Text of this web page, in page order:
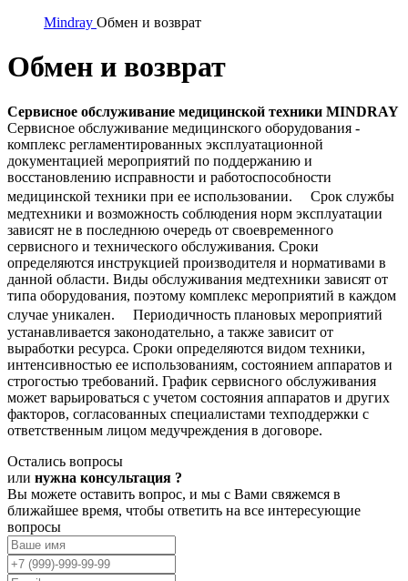
Mindray Обмен и возврат
Обмен и возврат
Сервисное обслуживание медицинской техники MINDRAY
Сервисное обслуживание медицинского оборудования -
комплекс регламентированных эксплуатационной
документацией мероприятий по поддержанию и
восстановлению исправности и работоспособности
медицинской техники при ее использовании. Срок службы
медтехники и возможность соблюдения норм эксплуатации
зависят не в последнюю очередь от своевременного
сервисного и технического обслуживания. Сроки
определяются инструкцией производителя и нормативами в
данной области. Виды обслуживания медтехники зависят от
типа оборудования, поэтому комплекс мероприятий в каждом
случае уникален. Периодичность плановых мероприятий
устанавливается законодательно, а также зависит от
выработки ресурса. Сроки определяются видом техники,
интенсивностью ее использованиям, состоянием аппаратов и
строгостью требований. График сервисного обслуживания
может варьироваться с учетом состояния аппаратов и других
факторов, согласованных специалистами техподдержки с
ответственным лицом медучреждения в договоре.
Остались вопросы
или нужна консультация ?
Вы можете оставить вопрос, и мы с Вами свяжемся в
ближайшее время, чтобы ответить на все интересующие
вопросы